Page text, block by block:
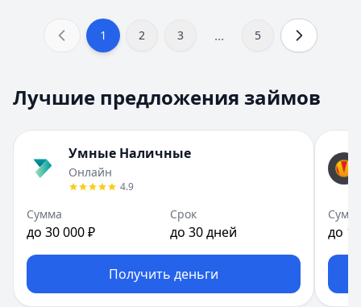
1 2 3 ... 5
Лучшие предложения займов
Умные Наличные
Онлайн
4.9
Сумма
до 30 000 ₽
Срок
до 30 дней
Получить деньги
до